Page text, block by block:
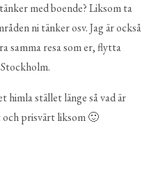
med boende? Liksom ta
ni tänker osv. Jag är också
samma resa som er, flytta
himla stället länge så vad är
prisvärt liksom 🙂